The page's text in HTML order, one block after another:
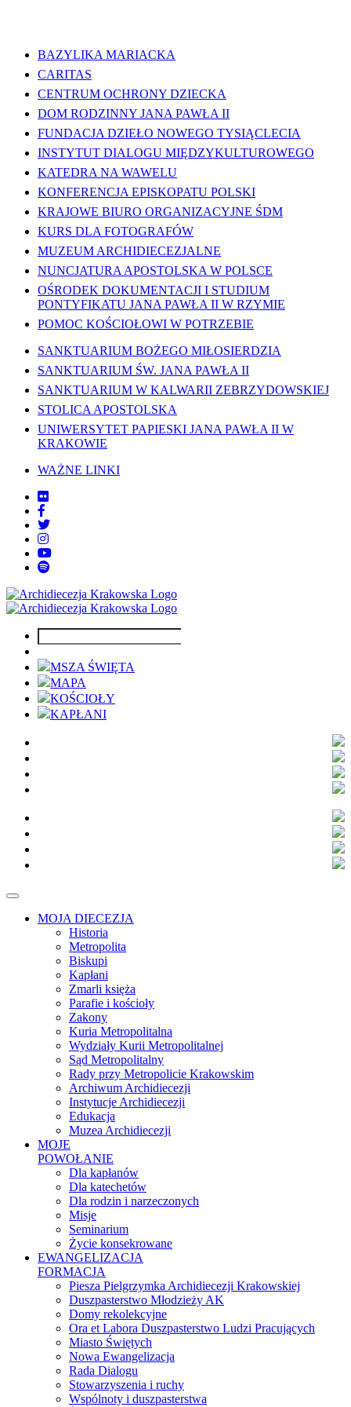
BAZYLIKA MARIACKA
CARITAS
CENTRUM OCHRONY DZIECKA
DOM RODZINNY JANA PAWŁA II
FUNDACJA DZIEŁO NOWEGO TYSIĄCLECIA
INSTYTUT DIALOGU MIĘDZYKULTUROWEGO
KATEDRA NA WAWELU
KONFERENCJA EPISKOPATU POLSKI
KRAJOWE BIURO ORGANIZACYJNE ŚDM
KURS DLA FOTOGRAFÓW
MUZEUM ARCHIDIECEZJALNE
NUNCJATURA APOSTOLSKA W POLSCE
OŚRODEK DOKUMENTACJI I STUDIUM
PONTYFIKATU JANA PAWŁA II W RZYMIE
POMOC KOŚCIOŁOWI W POTRZEBIE
SANKTUARIUM BOŻEGO MIŁOSIERDZIA
SANKTUARIUM ŚW. JANA PAWŁA II
SANKTUARIUM W KALWARII ZEBRZYDOWSKIEJ
STOLICA APOSTOLSKA
UNIWERSYTET PAPIESKI JANA PAWŁA II W
KRAKOWIE
WAŻNE LINKI
MSZA ŚWIĘTA
MAPA
KOŚCIOŁY
KAPŁANI
MOJA DIECEZJA
Historia
Metropolita
Biskupi
Kapłani
Zmarli księża
Parafie i kościoły
Zakony
Kuria Metropolitalna
Wydziały Kurii Metropolitalnej
Sąd Metropolitalny
Rady przy Metropolicie Krakowskim
Archiwum Archidiecezji
Instytucje Archidiecezji
Edukacja
Muzea Archidiecezji
MOJE
POWOŁANIE
Dla kapłanów
Dla katechetów
Dla rodzin i narzeczonych
Misje
Seminarium
Życie konsekrowane
EWANGELIZACJA
FORMACJA
Piesza Pielgrzymka Archidiecezji Krakowskiej
Duszpasterstwo Młodzieży AK
Domy rekolekcyjne
Ora et Labora Duszpasterstwo Ludzi Pracujących
Miasto Świętych
Nowa Ewangelizacja
Rada Dialogu
Stowarzyszenia i ruchy
Wspólnoty i duszpasterstwa